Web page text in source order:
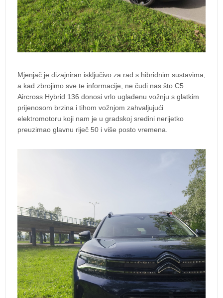
Mjenjač je dizajniran isključivo za rad s hibridnim sustavima,
a kad zbrojimo sve te informacije, ne čudi nas što C5
Aircross Hybrid 136 donosi vrlo uglađenu vožnju s glatkim
prijenosom brzina i tihom vožnjom zahvaljujući
elektromotoru koji nam je u gradskoj sredini nerijetko
preuzimao glavnu riječ 50 i više posto vremena.